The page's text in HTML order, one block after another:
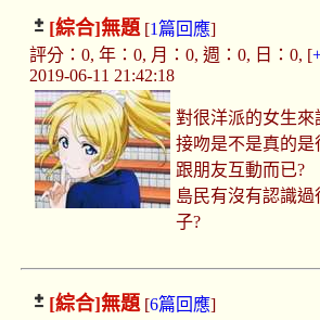
[綜合]無題[1篇回應]
評分：0, 年：0, 月：0, 週：0, 日：0, [
2019-06-11 21:42:18
對很洋派的女生來
接吻是不是真的是
跟朋友互動而已?
島民有沒有認識
子?
[綜合]無題[6篇回應]